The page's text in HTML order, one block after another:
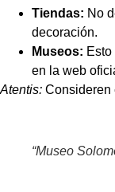
Tiendas: No
decoración.
Museos:
en la web
Atentis: Consideren
“Museo